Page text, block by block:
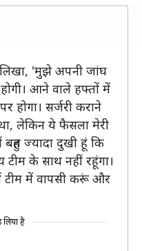
लिखा, 'मुझे अपनी जांघ
आने वाले हफ्तों में
होगा। सर्जरी कराने
लेकिन ये फैसला मेरी
ज्यादा दुखी हूं कि
के साथ नहीं रहूंगा।
में वापसी करूं और
लिया है